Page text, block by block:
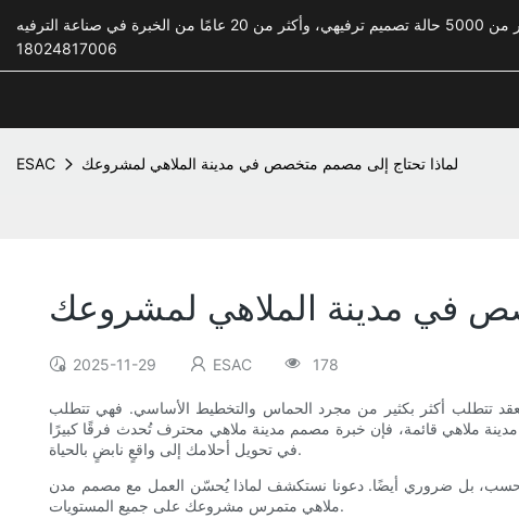
18024817006
ESAC لماذا تحتاج إلى مصمم متخصص في مدينة الملاهي لمشروعك
في مدينة الملاهي لمشروعك
2025-11-29 ESAC 178
تتطلب أكثر بكثير من مجرد الحماس والتخطيط الأساسي. فهي تتطلب
ملاهي قائمة، فإن خبرة مصمم مدينة ملاهي محترف تُحدث فرقًا كبيرًا
في تحويل أحلامك إلى واقعٍ نابضٍ بالحياة.
فحسب، بل ضروري أيضًا. دعونا نستكشف لماذا يُحسّن العمل مع مصمم مدن
ملاهي متمرس مشروعك على جميع المستويات.